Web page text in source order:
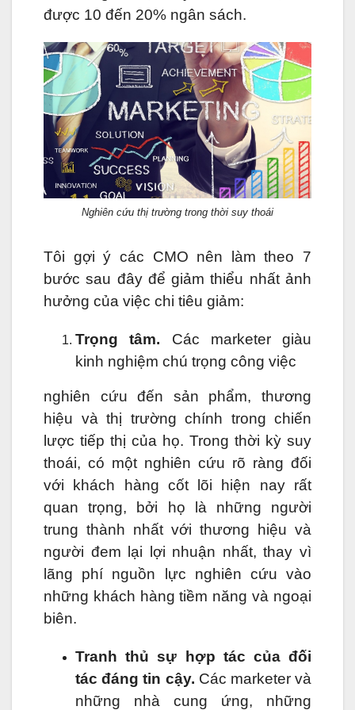
được 10 đến 20% ngân sách.
Nghiên cứu thị trường trong thời suy thoái
Tôi gợi ý các CMO nên làm theo 7
bước sau đây để giảm thiểu nhất ảnh
hưởng của việc chi tiêu giảm:
Trọng tâm. Các marketer giàu
kinh nghiệm chú trọng công việc
nghiên cứu đến sản phẩm, thương
hiệu và thị trường chính trong chiến
lược tiếp thị của họ. Trong thời kỳ suy
thoái, có một nghiên cứu rõ ràng đối
với khách hàng cốt lõi hiện nay rất
quan trọng, bởi họ là những người
trung thành nhất với thương hiệu và
người đem lại lợi nhuận nhất, thay vì
lãng phí nguồn lực nghiên cứu vào
những khách hàng tiềm năng và ngoại
biên.
Tranh thủ sự hợp tác của đối
tác đáng tin cậy. Các marketer và
những nhà cung ứng, những